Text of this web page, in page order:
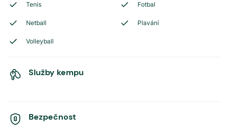
Tenis Fotbal
Netball Plavání
Volleyball
Služby kempu
Bezpečnost